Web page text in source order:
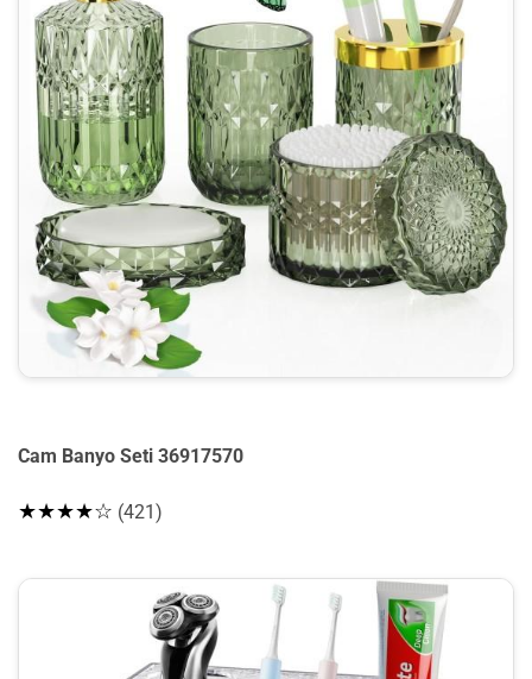
Cam Banyo Seti 36917570
★★★★☆ (421)